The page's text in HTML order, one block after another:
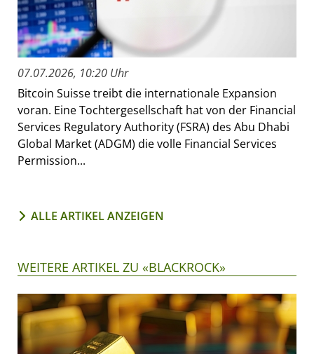
07.07.2026, 10:20 Uhr
Bitcoin Suisse treibt die internationale Expansion
voran. Eine Tochtergesellschaft hat von der Financial
Services Regulatory Authority (FSRA) des Abu Dhabi
Global Market (ADGM) die volle Financial Services
Permission...
ALLE ARTIKEL ANZEIGEN
WEITERE ARTIKEL ZU «BLACKROCK»